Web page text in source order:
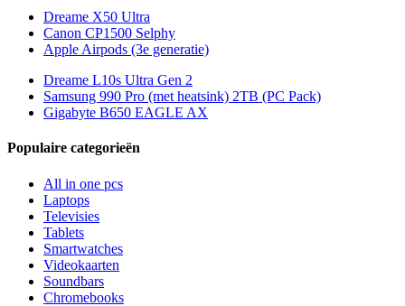
Dreame X50 Ultra
Canon CP1500 Selphy
Apple Airpods (3e generatie)
Dreame L10s Ultra Gen 2
Samsung 990 Pro (met heatsink) 2TB (PC Pack)
Gigabyte B650 EAGLE AX
Populaire categorieën
All in one pcs
Laptops
Televisies
Tablets
Smartwatches
Videokaarten
Soundbars
Chromebooks